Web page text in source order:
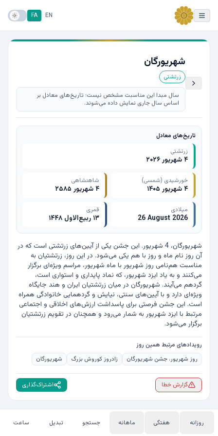
EN
FA
شهریورگان
زرتشتی
سال مبدا این مناسبت مشخص نیست؛ تاریخ‌های معادل بر
اساس سال جاری نمایش داده می‌شوند.
تاریخ‌های معادل
زرتشتی
۴ شهریور ۲۰۲۶
خورشیدی (شمسی)
۴ شهریور ۱۴۰۵
شاهنشاهی
۴ شهریور ۲۵۸۵
میلادی
26 August 2026
قمری
۱۳ ربیع‌الاول ۱۴۴۸
برگزار می‌شود.
رویدادهای مرتبط همین روز
روز شهریور، جشن شهریورگان
زادروز کوروش بزرگ شهریورگان
گزارش خطا اشتراک‌گذاری
روزانه هفتگی ماهانه جستجو تبدیل ساعت